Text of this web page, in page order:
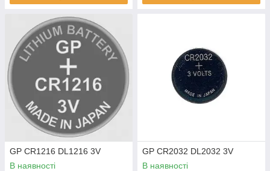
GP CR1216 DL1216 3V
В наявності
GP CR2032 DL2032 3V
В наявності